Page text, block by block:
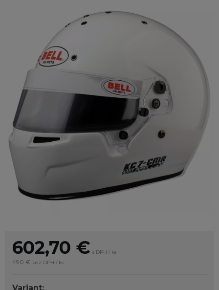
602,70 € s DPH / ks
490 € bez DPH / ks
Variant: